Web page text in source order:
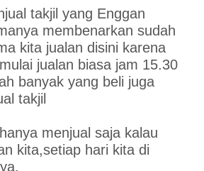
takjil yang Enggan
membenarkan sudah
kita jualan disini karena
jualan biasa jam 15.30
banyak yang beli juga
takjil
menjual saja kalau
kita,setiap hari kita di